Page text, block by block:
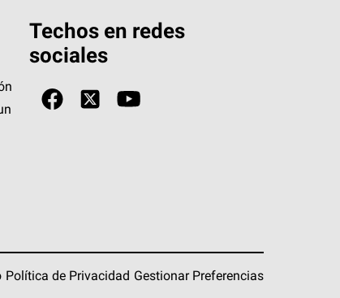
Techos en redes
sociales
Política de Privacidad Gestionar Preferencias